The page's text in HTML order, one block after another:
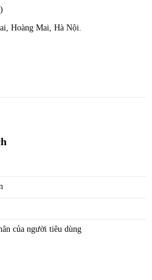
Hoàng Mai, Hà Nội.
của người tiêu dùng